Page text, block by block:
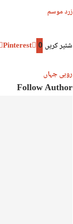
زرد موسم
شئیر کریں 0
Pinterest
روبی جہاں
Follow Author